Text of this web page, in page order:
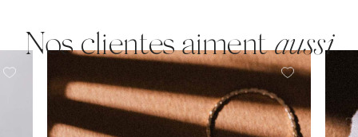
Nos clientes aimentaussi